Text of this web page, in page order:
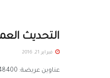
التحديث
فبراير 21, 2016
عناوين عريضة: 48400 مستفيد من الخدمات الإغاثية نقل 146 حالة إسعافية 1934 مستفيداً من خدمات العيادة المتنقلة استهداف 1954 طفلاً ويافعاً ...